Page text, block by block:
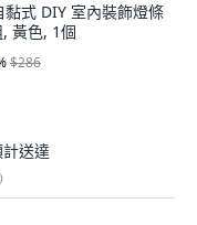
黏式 DIY 室內裝飾燈條
黃色, 1個
$286
送達
)